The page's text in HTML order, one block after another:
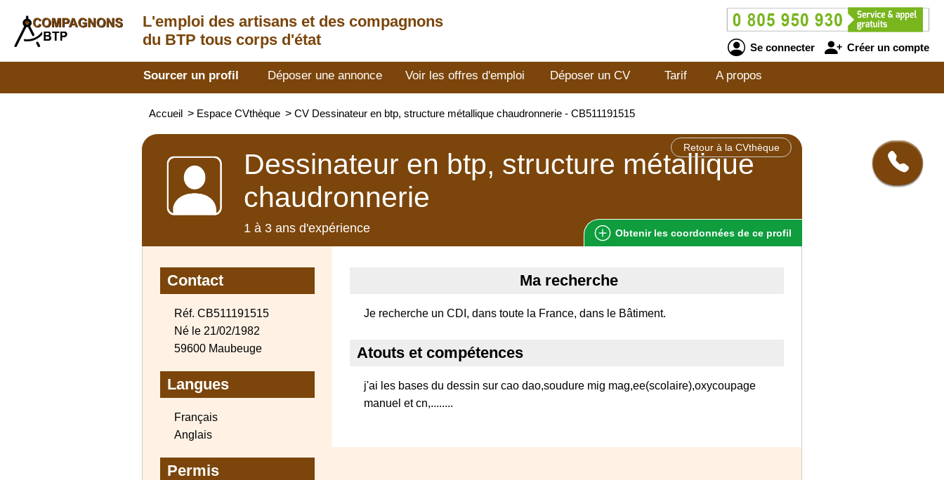
L'emploi des artisans et des compagnons
du BTP tous corps d'état
Se connecter Créer un compte
Sourcer un profil Déposer une annonce Voir les offres d'emploi Déposer un CV Tarif A propos
Accueil > Espace CVthèque > CV Dessinateur en btp, structure métallique chaudronnerie - CB511191515
Retour à la CVthèque
Dessinateur en btp, structure métallique
chaudronnerie
1 à 3 ans d'expérience Obtenir les coordonnées de ce profil
Contact
Réf. CB511191515
Né le 21/02/1982
59600 Maubeuge
Langues
Français
Anglais
Permis
Ma recherche
Je recherche un CDI, dans toute la France, dans le Bâtiment.
Atouts et compétences
j'ai les bases du dessin sur cao dao,soudure mig mag,ee(scolaire),oxycoupage
manuel et cn,........